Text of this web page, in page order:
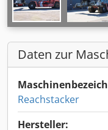
Daten zur
Reachstacker
Hersteller: